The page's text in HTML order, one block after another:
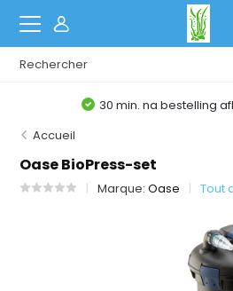
30 min. na bestelling
Accueil
Oase BioPress-set
Marque:Oase Tout